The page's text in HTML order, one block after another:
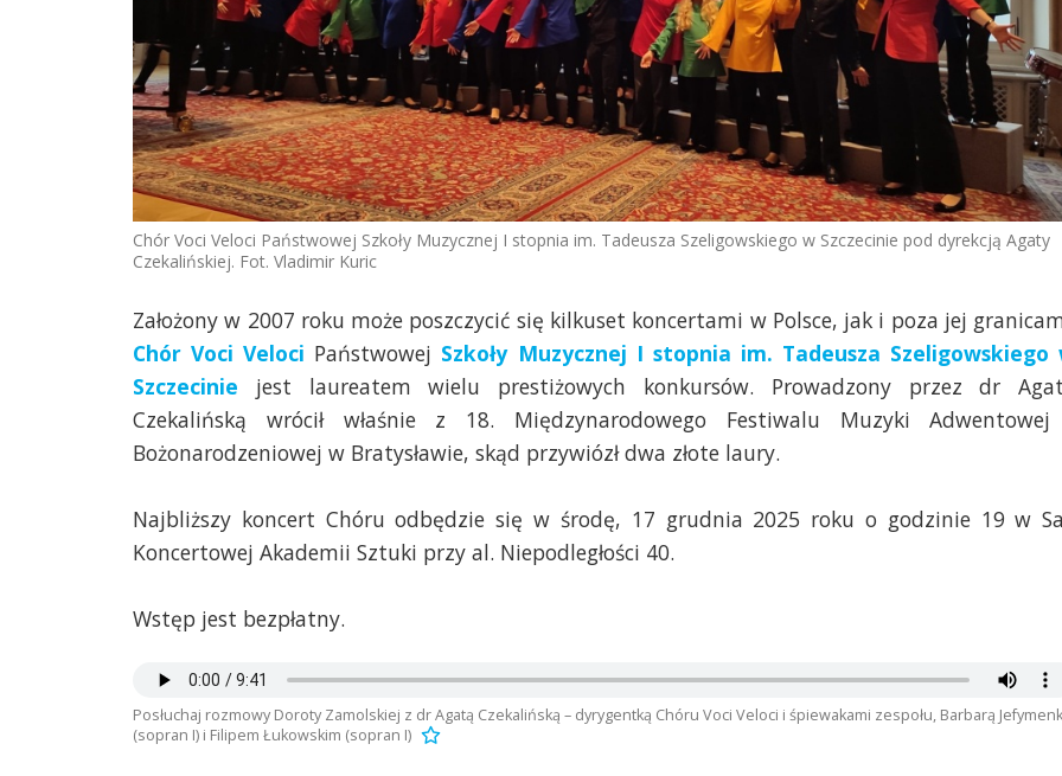
Chór Voci Veloci Państwowej Szkoły Muzycznej I stopnia im. Tadeusza Szeligowskiego w Szczecinie pod dyrekcją Agaty
Czekalińskiej. Fot. Vladimir Kuric
Założony w 2007 roku może poszczycić się kilkuset koncertami w Polsce, jak i poza jej
Chór Voci Veloci Państwowej Szkoły Muzycznej I stopnia im. Tadeusza Szeligowskiego
Szczecinie jest laureatem wielu prestiżowych konkursów. Prowadzony przez dr
Czekalińską wrócił właśnie z 18. Międzynarodowego Festiwalu Muzyki
Bożonarodzeniowej w Bratysławie, skąd przywiózł dwa złote laury.
Najbliższy koncert Chóru odbędzie się w środę, 17 grudnia 2025 roku o godzinie 19 w
Koncertowej Akademii Sztuki przy al. Niepodległości 40.
Wstęp jest bezpłatny.
Posłuchaj rozmowy Doroty Zamolskiej z dr Agatą Czekalińską – dyrygentką Chóru Voci Veloci i śpiewakami zespołu, Barbarą
(sopran I) i Filipem Łukowskim (sopran I)